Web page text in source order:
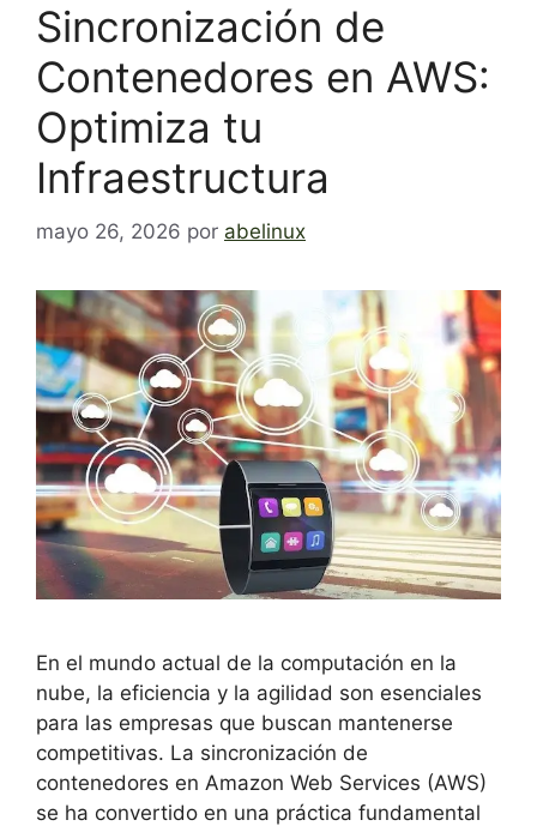
Sincronización de
Contenedores en AWS:
Optimiza tu
Infraestructura
mayo 26, 2026 por abelinux
En el mundo actual de la computación en la
nube, la eficiencia y la agilidad son esenciales
para las empresas que buscan mantenerse
competitivas. La sincronización de
contenedores en Amazon Web Services (AWS)
se ha convertido en una práctica fundamental